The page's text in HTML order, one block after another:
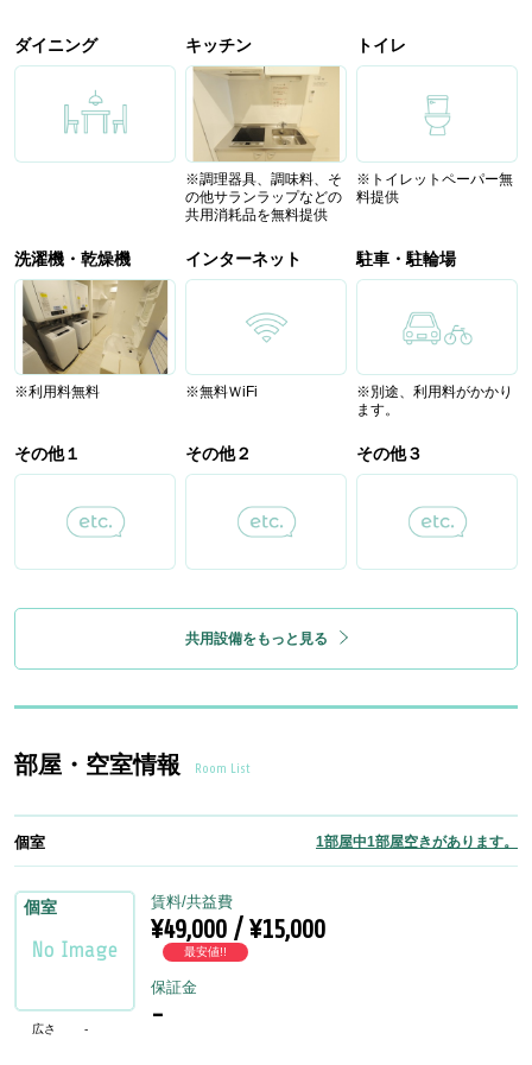
ダイニング キッチン
※調理器具、調味料、そ
の他サランラップなどの
共用消耗品を無料提供
トイレ
※トイレットペーパー無
料提供
洗濯機・乾燥機
※利用料無料
インターネット
※無料ＷiFi
駐車・駐輪場
※別途、利用料がかかり
ます。
その他１ その他２ その他３
共用設備をもっと見る
部屋・空室情報 Room List
個室 1部屋中1部屋空きがあります。
個室
広さ -
賃料/共益費
¥49,000 / ¥15,000
最安値!!
保証金
-